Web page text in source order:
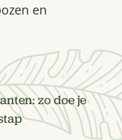
en
zo doe je